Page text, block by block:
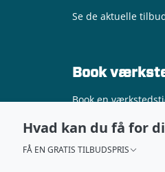
Se de aktuelle
Book
Book en
Hvad kan du få for
FÅ EN GRATIS TILBUDSPRIS